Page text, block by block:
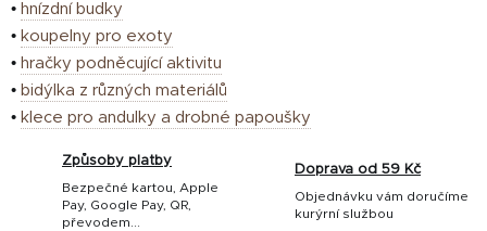
• hnízdní budky
• koupelny pro exoty
• hračky podněcující aktivitu
• bidýlka z různých materiálů
• klece pro andulky a drobné papoušky
Způsoby platby
Bezpečné kartou, Apple
Pay, Google Pay, QR,
převodem...
Doprava od 59 Kč
Objednávku vám doručíme
kurýrní službou